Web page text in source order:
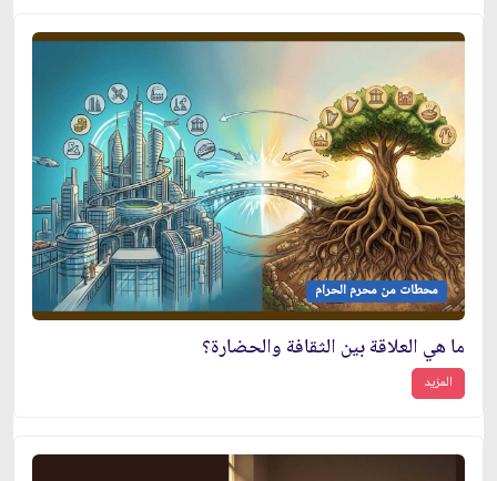
محطات من محرم الحرام
ما هي العلاقة بين الثقافة والحضارة؟
المزيد